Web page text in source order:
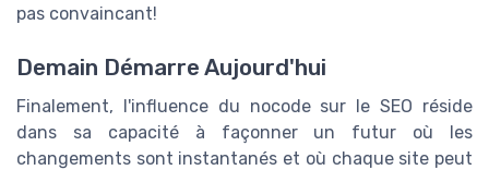
pas convaincant!
Demain Démarre Aujourd'hui
Finalement, l'influence du nocode sur le SEO réside
dans sa capacité à façonner un futur où les
changements sont instantanés et où chaque site peut